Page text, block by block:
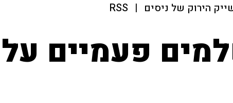
הירוק של ניסים |
RSS
פעמיים